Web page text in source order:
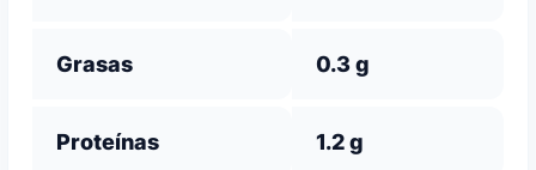
Grasas 0.3 g
Proteínas 1.2 g